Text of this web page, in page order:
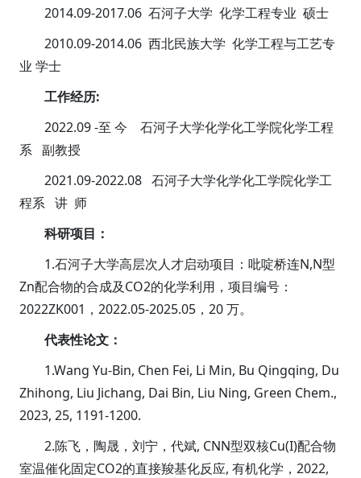
2014.09-2017.06 石河子大学 化学工程专业 硕士
2010.09-2014.06 西北民族大学 化学工程与工艺专
业 学士
工作经历:
2022.09 -至 今 石河子大学化学化工学院化学工程
系 副教授
2021.09-2022.08 石河子大学化学化工学院化学工
程系 讲 师
科研项目：
1.石河子大学高层次人才启动项目：吡啶桥连N,N型
Zn配合物的合成及CO2的化学利用，项目编号：
2022ZK001，2022.05-2025.05，20 万。
代表性论文：
1.Wang Yu-Bin, Chen Fei, Li Min, Bu Qingqing, Du
Zhihong, Liu Jichang, Dai Bin, Liu Ning, Green Chem.,
2023, 25, 1191-1200.
2.陈飞，陶晟，刘宁，代斌, CNN型双核Cu(I)配合物
室温催化固定CO2的直接羧基化反应, 有机化学，2022,